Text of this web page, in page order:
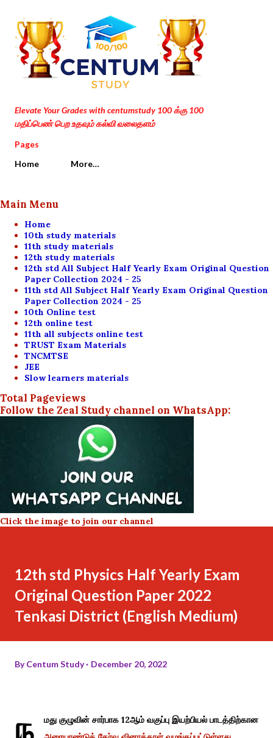
Skip to main content
Elevate Your Grades with centumstudy 100 க்கு 100
மதிப்பெண் பெற உதவும் கல்வி வலைதளம்
Pages
Home
More…
Main Menu
Home
10th study materials
11th study materials
12th study materials
12th std All Subject Half Yearly Exam Original Question
Paper Collection 2024 - 25
11th std All Subject Half Yearly Exam Original Question
Paper Collection 2024 - 25
10th Online test
12th online test
11th all subjects online test
TRUST Exam Materials
TNCMTSE
JEE
Slow learners materials
Total Pageviews
Follow the Zeal Study channel on WhatsApp:
Click the image to join our channel
12th std Physics Half Yearly Exam
Original Question Paper 2022
Tenkasi District (English Medium)
ByCentum Study December 20, 2022
ந
மது குழுவின் சார்பாக 12ஆம் வகுப்பு இயற்பியல் பாடத்திற்கான